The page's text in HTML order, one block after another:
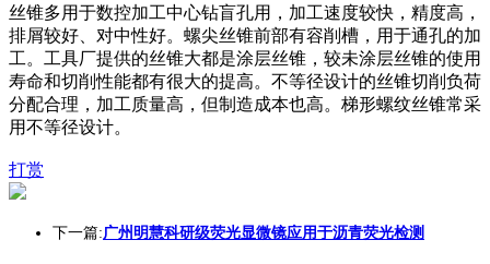
丝锥多用于数控加工中心钻盲孔用，加工速度较快，精度高，
排屑较好、对中性好。螺尖丝锥前部有容削槽，用于通孔的加
工。工具厂提供的丝锥大都是涂层丝锥，较未涂层丝锥的使用
寿命和切削性能都有很大的提高。不等径设计的丝锥切削负荷
分配合理，加工质量高，但制造成本也高。梯形螺纹丝锥常采
用不等径设计。
打赏
下一篇:广州明慧科研级荧光显微镜应用于沥青荧光检测